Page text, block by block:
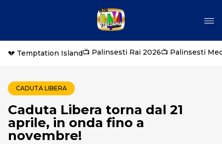
💔 Temptation Island📺 Palinsesti Rai 2026📺 Palinsesti
CADUTA LIBERA
Caduta Libera torna dal 21
aprile, in onda fino a
novembre!